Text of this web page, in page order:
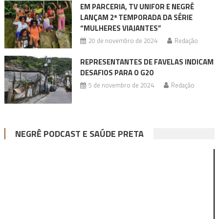
EM PARCERIA, TV UNIFOR E NEGRÊ
LANÇAM 2ª TEMPORADA DA SÉRIE
“MULHERES VIAJANTES”
20 de novembro de 2024 Redação
REPRESENTANTES DE FAVELAS INDICAM
DESAFIOS PARA O G20
5 de novembro de 2024 Redação
NEGRÊ PODCAST E SAÚDE PRETA